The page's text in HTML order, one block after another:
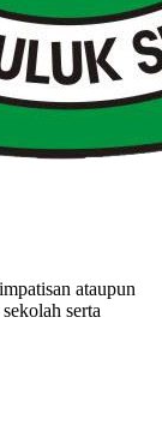
ataupun
serta